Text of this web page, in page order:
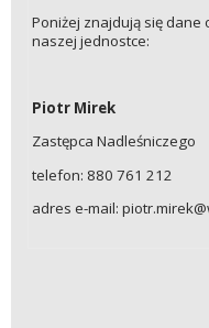
Poniżej znajdują się dane
naszej jednostce:
Piotr Mirek
Zastępca Nadleśniczego
telefon: 880 761 212
adres e-mail: